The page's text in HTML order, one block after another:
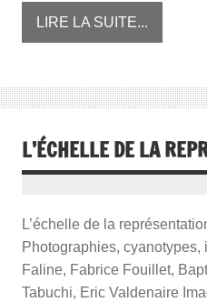
LIRE LA SUITE...
L’ÉCHELLE DE LA
L’échelle de la
Photographies,
Faline, Fabrice Fouillet,
Tabuchi, Eric Valdenaire